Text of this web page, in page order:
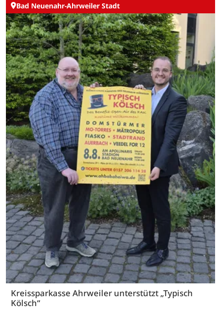
Bad Neuenahr-Ahrweiler Stadt
Kreissparkasse Ahrweiler unterstützt „Typisch
Kölsch“